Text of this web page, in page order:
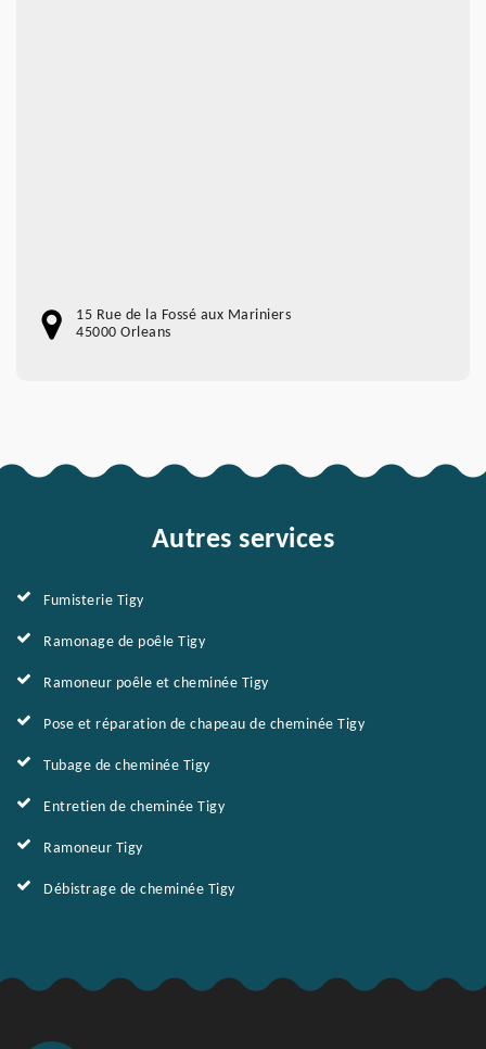
15 Rue de la Fossé aux Mariniers
45000 Orleans
Autres services
Fumisterie Tigy
Ramonage de poêle Tigy
Ramoneur poêle et cheminée Tigy
Pose et réparation de chapeau de cheminée Tigy
Tubage de cheminée Tigy
Entretien de cheminée Tigy
Ramoneur Tigy
Débistrage de cheminée Tigy